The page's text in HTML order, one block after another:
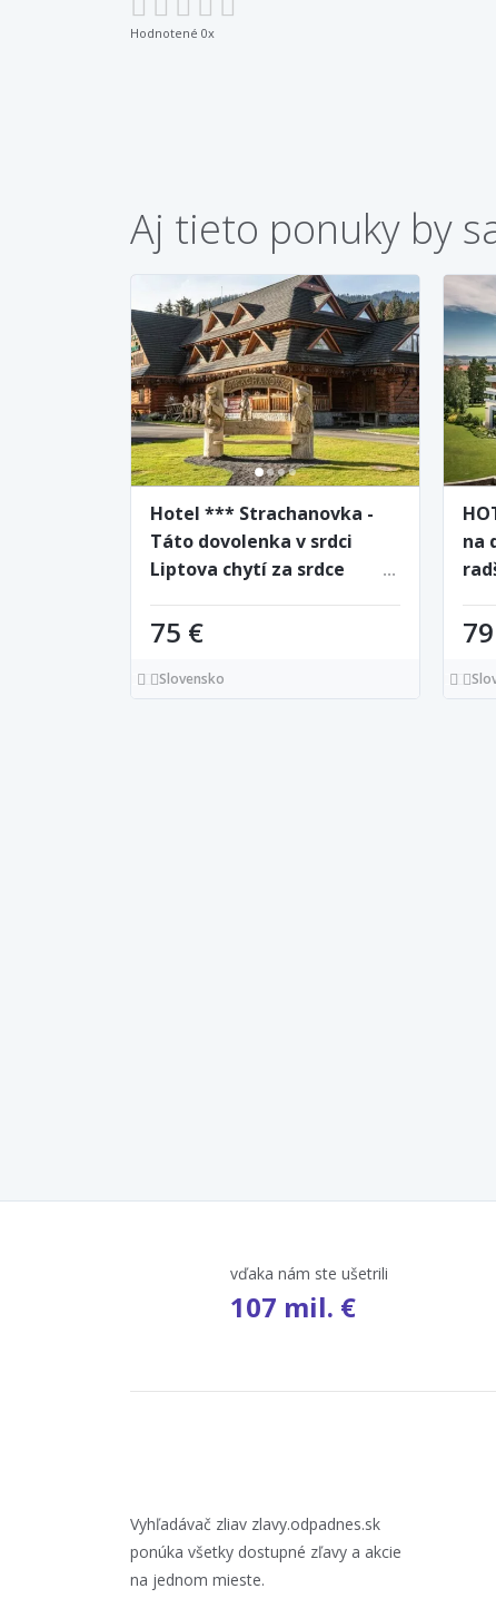
Hodnotené 0x
Aj tieto ponuky by
Hotel *** Strachanovka -
Táto dovolenka v srdci
Liptova chytí za srdce
75 €
Slovensko
na
vďaka nám ste ušetrili
107 mil. €
Vyhľadávač zliav zlavy.odpadnes.sk
ponúka všetky dostupné zľavy a akcie
na jednom mieste.